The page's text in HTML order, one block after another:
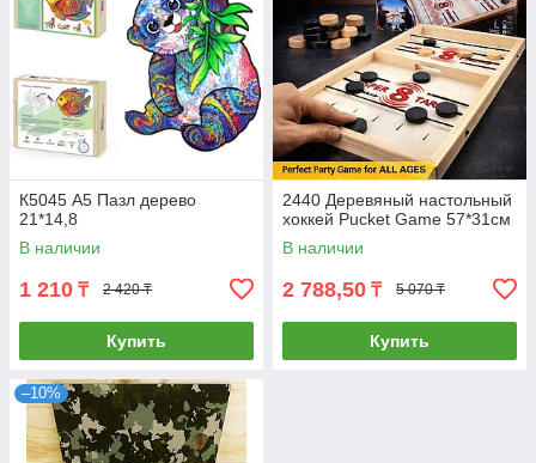
К5045 А5 Пазл дерево
21*14,8
В наличии
1 210 ₸ 2 420 ₸
Купить
2440 Деревяный настольный
хоккей Pucket Game 57*31см
В наличии
2 788,50 ₸ 5 070 ₸
Купить
–10%